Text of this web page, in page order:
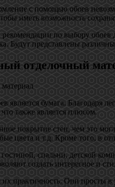
с помощью обоев
иметь возможность
рекомендации по выбору
Будут представлены
отделочный
бумага. Благодаря
также является плюсом.
покрытие стен, чем это
цвета и т.д. Кроме того, в
спальни, детской
создать интересное и
практичность. Они просты